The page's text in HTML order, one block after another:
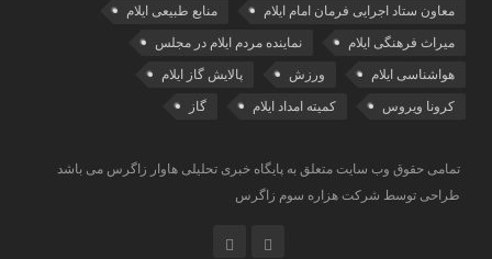
معاون ستاد اجرایی فرمان امام ایلام منابع طبیعی ایلام
میراث فرهنگی ایلام نماینده مردم ایلام در مجلس
هواشناسی ایلام ورزش پالایش گاز ایلام
کرونا ویروس کمیته امداد ایلام گاز
تمامی حقوق وب سایت متعلق به پایگاه خبری تحلیلی هاوار زاگرس می باشد
طراحی توسط شرکت هزاره سوم زاگرس